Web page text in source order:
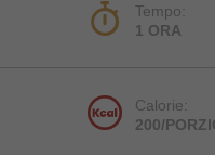
Tempo:
1 ORA
Calorie:
200/